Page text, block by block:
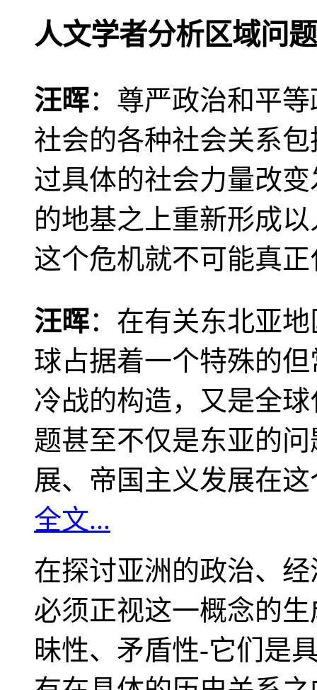
人文学者分析区域问题
汪晖：尊严政治和平
社会的各种社会关系
过具体的社会力量改
的地基之上重新形成
这个危机就不可能真
汪晖：在有关东北亚
球占据着一个特殊的
冷战的构造，又是全
题甚至不仅是东亚的
展、帝国主义发展在
全文...
在探讨亚洲的政治、
必须正视这一概念的
昧性、矛盾性-它们是